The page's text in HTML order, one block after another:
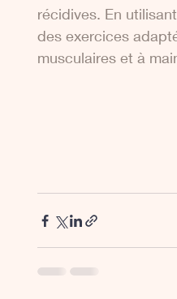
récidives. En
des exercices
musculaires et à